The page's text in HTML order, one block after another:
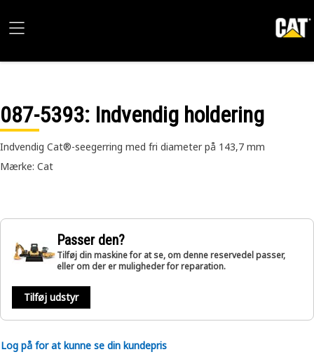
087-5393: Indvendig holdering
Indvendig Cat®-seegerring med fri diameter på 143,7 mm
Mærke: Cat
Passer den?
Tilføj din maskine for at se, om denne reservedel passer,
eller om der er muligheder for reparation.
Tilføj udstyr
Log på for at kunne se din kundepris